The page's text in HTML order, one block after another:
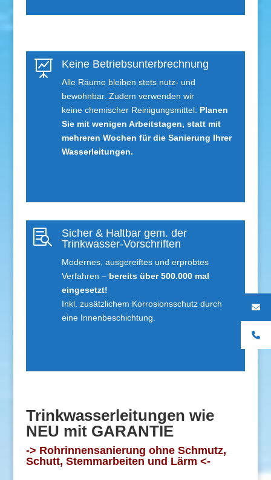
 Keine Betriebs­unterbrechnung
Alle Räume bleiben stets nutz- und
bewohnbar. Zudem verwenden wir
keine chemischer Reinigungsmittel. Planen
Sie mit wenigen Arbeitstagen, statt mit
mehreren Wochen für die Sanierung Ihrer
Wasserleitungen.

Sicher & Haltbar gem. der
Trinkwasser-Vorschriften
Modernes, ausgereiftes und erprobtes
Verfahren – bereits über 500.000 mal
eingesetzt!
Inkl. zusätzlichem Korrosionsschutz durch
eine Innenbeschichtung.
Trinkwasserleitungen wie
NEU mit GARANTIE
-> Rohrinnensanierung ohne Schmutz,
Schutt, Stemmarbeiten und Lärm <-